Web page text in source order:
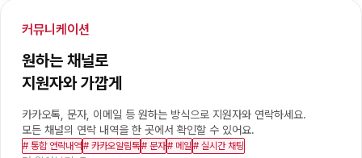
커뮤니케이션
원하는 채널로
지원자와 가깝게
카카오톡, 문자, 이메일 등 원하는 방식으로 지원자와 연락하세요.
모든 채널의 연락 내역을 한 곳에서 확인할 수 있어요.
# 통합 연락내역# 카카오알림톡# 문자# 메일 # 실시간 채팅